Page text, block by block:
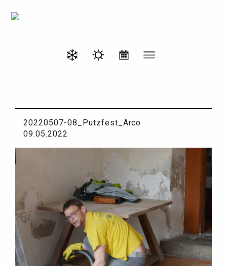
20220507-08_Putzfest_Arco
09.05.2022